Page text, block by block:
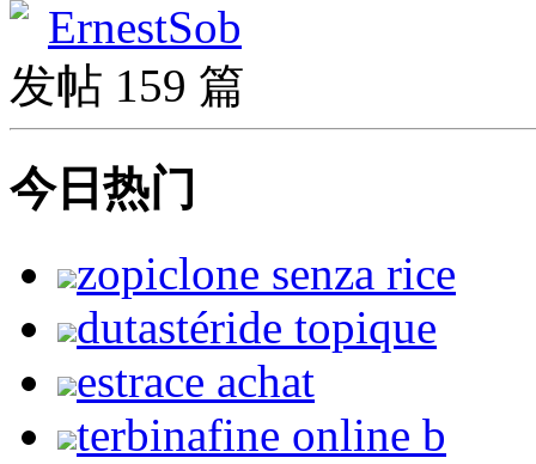
ErnestSob
发帖 159 篇
今日热门
zopiclone senza rice
dutastéride topique
estrace achat
terbinafine online b